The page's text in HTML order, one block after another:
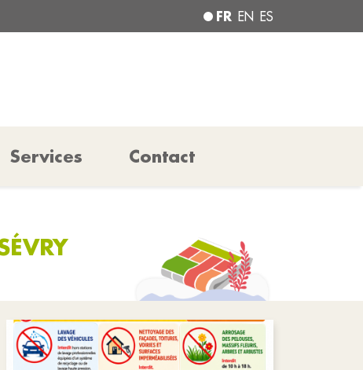
FR EN ES
Services Contact